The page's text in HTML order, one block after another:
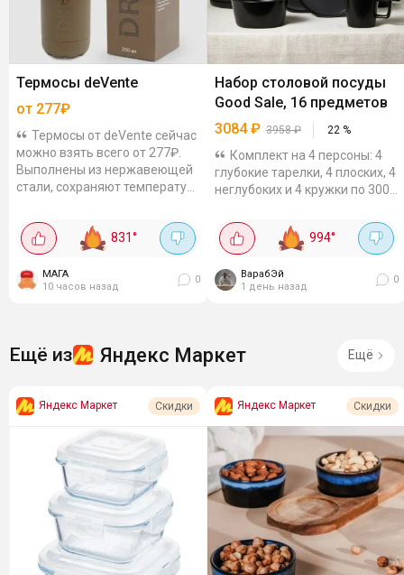
Термосы deVente
от 277₽
Термосы от deVente сейчас
можно взять всего от 277₽.
Выполнены из нержавеющей
стали, сохраняют температуру
и горячими. Так бутылка-
термос 350...
831°
МАГА
10 часов назад
0
Набор столовой посуды
Good Sale, 16 предметов
3084₽ 3958₽ 22 %
Комплект на 4 персоны: 4
глубокие тарелки, 4 плоских, 4
неглубоких и 4 кружки по 300
универсального размера
тоже входят в набор.
Керамика с...
994°
ВарабЭй
1 день назад
0
Ещё из Яндекс Маркет Ещё
Яндекс Маркет Скидки Яндекс Маркет Скидки